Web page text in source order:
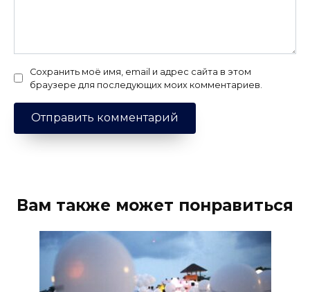
Сохранить моё имя, email и адрес сайта в этом
браузере для последующих моих комментариев.
Вам также может понравиться